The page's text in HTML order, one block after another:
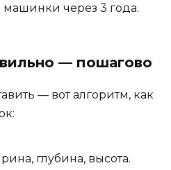
машинки через 3 года.
— пошагово
— вот алгоритм, как
глубина, высота.